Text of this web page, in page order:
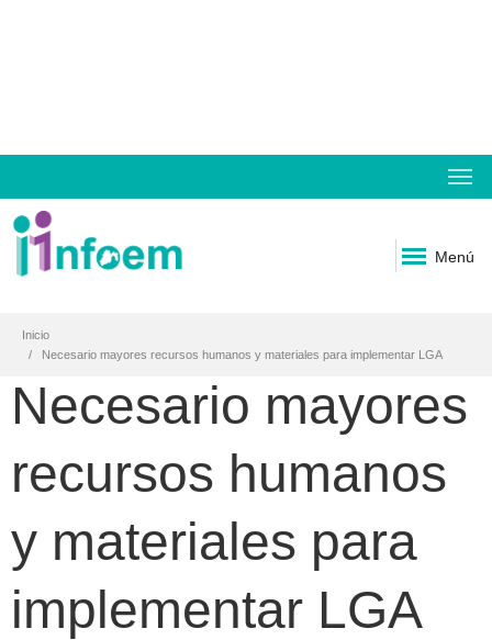
Menú
Inicio
Necesario mayores recursos humanos y materiales para implementar LGA
Necesario mayores
recursos humanos
y materiales para
implementar LGA